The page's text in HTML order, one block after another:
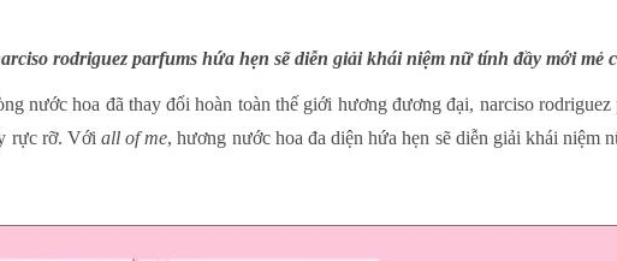
rodriguez parfums hứa hẹn sẽ diễn giải khái niệm nữ tính đầy mới mẻ
nước hoa đã thay đổi hoàn toàn thế giới hương đương đại, narciso rodriguez
rực rỡ. Với all of me, hương nước hoa đa diện hứa hẹn sẽ diễn giải khái niệm